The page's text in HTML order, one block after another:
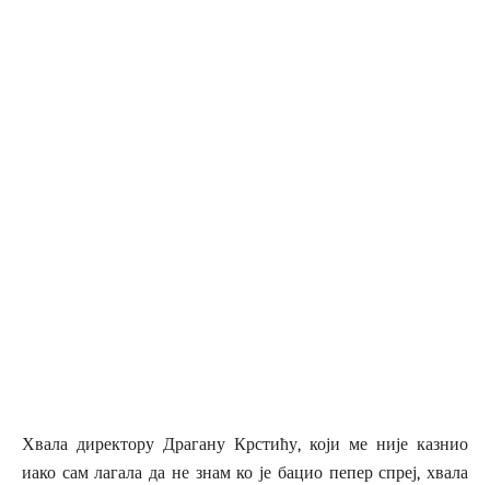
Хвала директору Драгану Крстићу, који ме није казнио
иако сам лагала да не знам ко је бацио пепер спреј, хвала